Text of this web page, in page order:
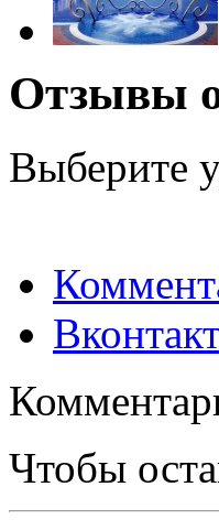
Отзывы
Выберите
Чтобы